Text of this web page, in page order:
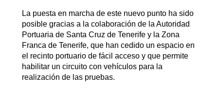
La puesta en marcha de este nuevo punto ha sido
posible gracias a la colaboración de la Autoridad
Portuaria de Santa Cruz de Tenerife y la Zona
Franca de Tenerife, que han cedido un espacio en
el recinto portuario de fácil acceso y que permite
habilitar un circuito con vehículos para la
realización de las pruebas.